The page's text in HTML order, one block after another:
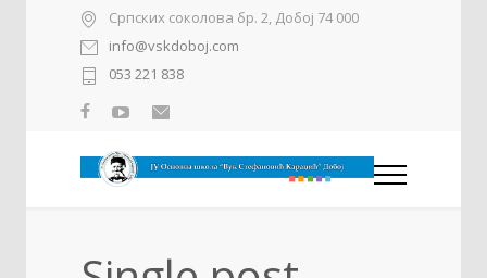
Српских соколова бр. 2, Добој 74 000
info@vskdoboj.com
053 221 838